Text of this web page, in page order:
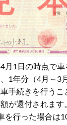
月1日の時点で
1年分（4月～3
手続きを行うこ
が還付されます
を行った場合は